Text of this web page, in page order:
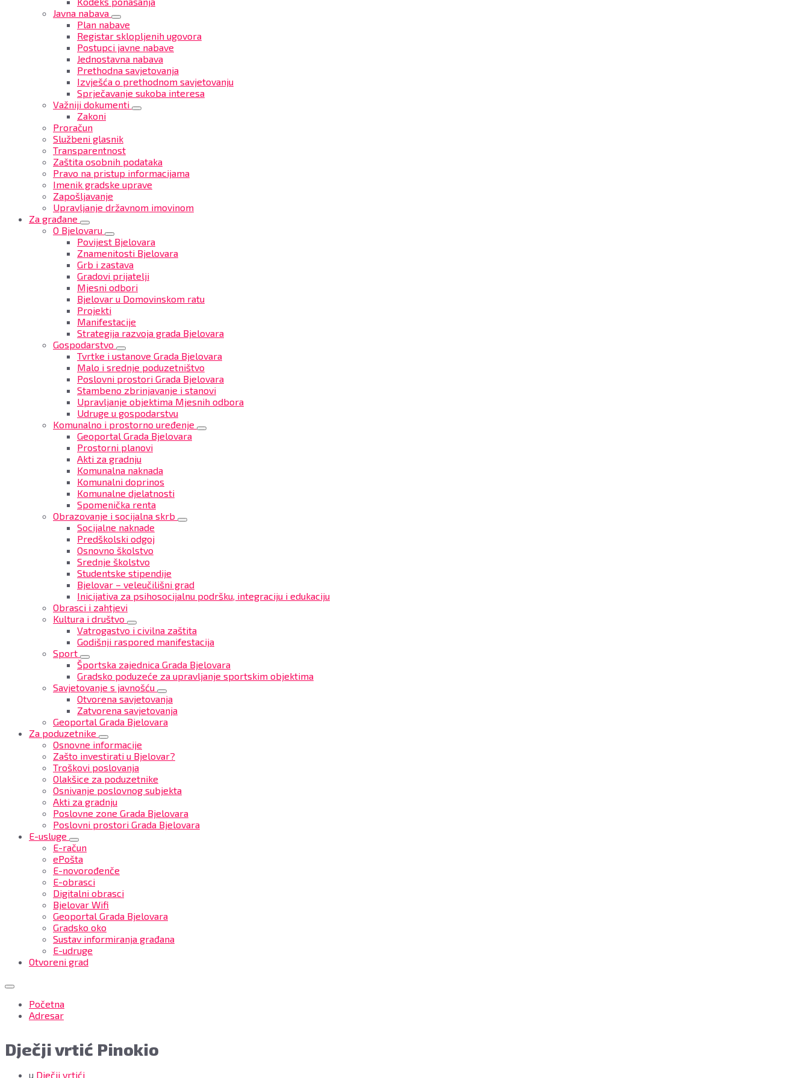
Javna nabava
Plan nabave
Registar sklopljenih ugovora
Postupci javne nabave
Jednostavna nabava
Prethodna savjetovanja
Izvješća o prethodnom savjetovanju
Sprječavanje sukoba interesa
Važniji dokumenti
Zakoni
Proračun
Službeni glasnik
Transparentnost
Zaštita osobnih podataka
Pravo na pristup informacijama
Imenik gradske uprave
Zapošljavanje
Upravljanje državnom imovinom
Za građane
O Bjelovaru
Povijest Bjelovara
Znamenitosti Bjelovara
Grb i zastava
Gradovi prijatelji
Mjesni odbori
Bjelovar u Domovinskom ratu
Projekti
Manifestacije
Strategija razvoja grada Bjelovara
Gospodarstvo
Tvrtke i ustanove Grada Bjelovara
Malo i srednje poduzetništvo
Poslovni prostori Grada Bjelovara
Stambeno zbrinjavanje i stanovi
Upravljanje objektima Mjesnih odbora
Udruge u gospodarstvu
Komunalno i prostorno uređenje
Geoportal Grada Bjelovara
Prostorni planovi
Akti za gradnju
Komunalna naknada
Komunalni doprinos
Komunalne djelatnosti
Spomenička renta
Obrazovanje i socijalna skrb
Socijalne naknade
Predškolski odgoj
Osnovno školstvo
Srednje školstvo
Studentske stipendije
Bjelovar – veleučilišni grad
Inicijativa za psihosocijalnu podršku, integraciju i edukaciju
Obrasci i zahtjevi
Kultura i društvo
Vatrogastvo i civilna zaštita
Godišnji raspored manifestacija
Sport
Športska zajednica Grada Bjelovara
Gradsko poduzeće za upravljanje sportskim objektima
Savjetovanje s javnošću
Otvorena savjetovanja
Zatvorena savjetovanja
Geoportal Grada Bjelovara
Za poduzetnike
Osnovne informacije
Zašto investirati u Bjelovar?
Troškovi poslovanja
Olakšice za poduzetnike
Osnivanje poslovnog subjekta
Akti za gradnju
Poslovne zone Grada Bjelovara
Poslovni prostori Grada Bjelovara
E-usluge
E-račun
ePošta
E-novorođenče
E-obrasci
Digitalni obrasci
Bjelovar Wifi
Geoportal Grada Bjelovara
Gradsko oko
Sustav informiranja građana
E-udruge
Otvoreni grad
Početna
Adresar
Dječji vrtić Pinokio
u Dječji vrtići